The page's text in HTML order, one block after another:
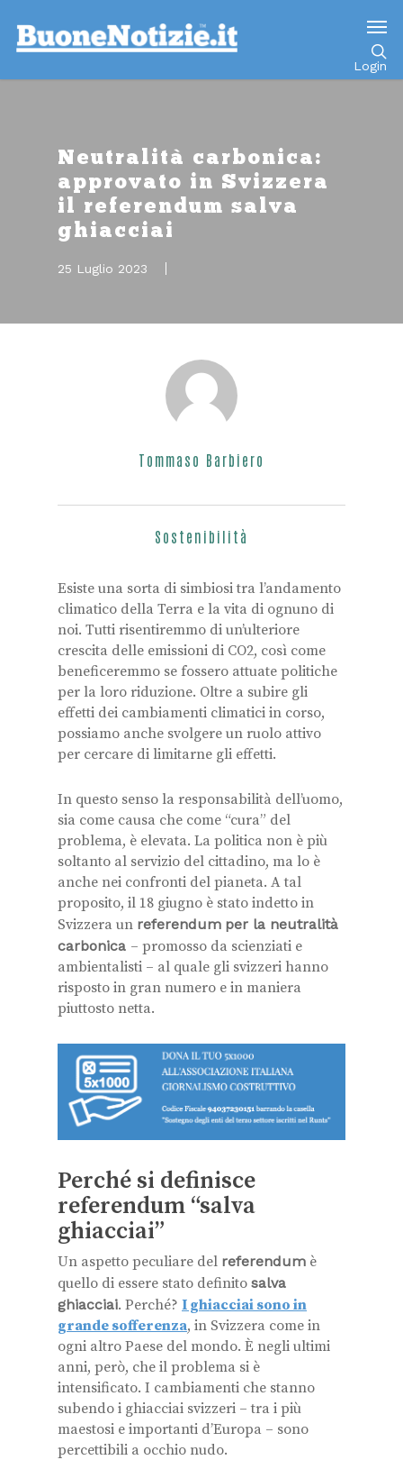
Login
Neutralità carbonica:
approvato in Svizzera
il referendum salva
ghiacciai
25 Luglio 2023
Tommaso Barbiero
Sostenibilità
Esiste una sorta di simbiosi tra l’andamento
climatico della Terra e la vita di ognuno di
noi. Tutti risentiremmo di un’ulteriore
crescita delle emissioni di CO2, così come
beneficeremmo se fossero attuate politiche
per la loro riduzione. Oltre a subire gli
effetti dei cambiamenti climatici in corso,
possiamo anche svolgere un ruolo attivo
per cercare di limitarne gli effetti.
In questo senso la responsabilità dell’uomo,
sia come causa che come “cura” del
problema, è elevata. La politica non è più
soltanto al servizio del cittadino, ma lo è
anche nei confronti del pianeta. A tal
proposito, il 18 giugno è stato indetto in
Svizzera un referendum per la neutralità
carbonica – promosso da scienziati e
ambientalisti – al quale gli svizzeri hanno
risposto in gran numero e in maniera
piuttosto netta.
Perché si definisce
referendum “salva
ghiacciai”
Un aspetto peculiare del referendum è
quello di essere stato definito salva
ghiacciai. Perché? I ghiacciai sono in
grande sofferenza, in Svizzera come in
ogni altro Paese del mondo. È negli ultimi
anni, però, che il problema si è
intensificato. I cambiamenti che stanno
subendo i ghiacciai svizzeri – tra i più
maestosi e importanti d’Europa – sono
percettibili a occhio nudo.
Go to mobile version